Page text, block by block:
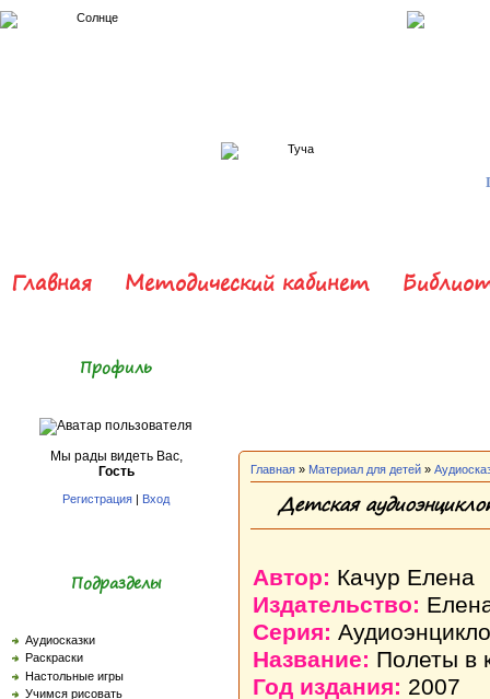
Главная Методический кабинет
Профиль
Мы рады видеть Вас,
Гость
Регистрация | Вход
Подразделы
Аудиосказки
Раскраски
Настольные игры
Учимся рисовать
Главная » Материал для детей »
Детская
Автор: Качур Елена
Издательство:
Серия:
Название: Полеты в
Год издания: 2007